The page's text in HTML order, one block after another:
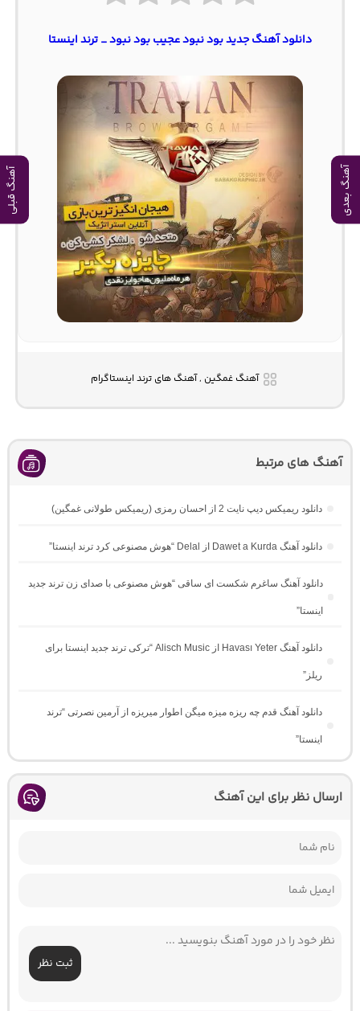
آهنگ بعدی آهنگ قبلی
دانلود آهنگ جدید بود نبود عجیب بود نبود _ ترند اینستا
آهنگ غمگین , آهنگ های ترند اینستاگرام
آهنگ های مرتبط
دانلود ریمیکس دیپ نایت 2 از احسان رمزی (ریمیکس طولانی غمگین)
دانلود آهنگ Dawet a Kurda از Delal “هوش مصنوعی کرد ترند اینستا”
دانلود آهنگ ساغرم شکست ای ساقی “هوش مصنوعی با صدای زن ترند جدید
اینستا”
دانلود آهنگ Havası Yeter از Alisch Music “ترکی ترند جدید اینستا برای
ریلز”
دانلود آهنگ ﻗﺪم ﭼﻪ رﻳﺰه ﻣﻴﺰه ﻣﻴﮕﻦ اﻃﻮار ﻣﻴﺮﻳﺰه از آرمین نصرتی “ترند
اینستا”
ارسال نظر برای این آهنگ
ثبت نظر